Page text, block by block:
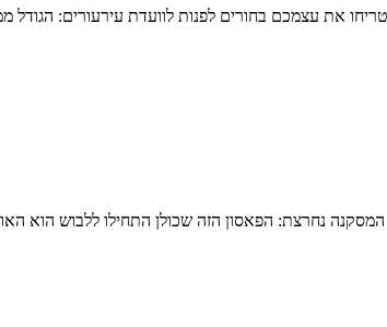
את עצמכם בחורים לפנות לוועדת עירעורים: הגודל
נחרצת: הפאסון הזה שכולן התחילו ללבוש הוא